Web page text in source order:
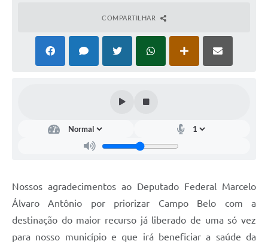
COMPARTILHAR
Nossos agradecimentos ao Deputado Federal Marcelo
Álvaro Antônio por priorizar Campo Belo com a
destinação do maior recurso já liberado de uma só vez
para nosso município e que irá beneficiar a saúde da